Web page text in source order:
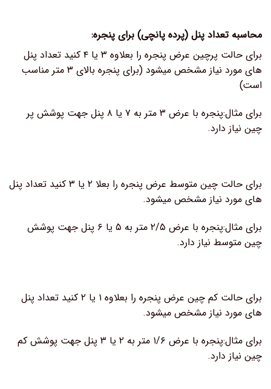
محاسبه تعداد پنل (پرده پانچی) برای پنجره:
برای حالت پرچین عرض پنجره را بعلاوه ۳ یا ۴ کنید تعداد پنل
های مورد نیاز مشخص میشود (برای پنجره بالای ۳ متر مناسب
است)
برای مثال:پنجره با عرض ۳ متر به ۷ یا ۸ پنل جهت پوشش پر
چین نیاز دارد.
برای حالت چین متوسط عرض پنجره را بعلا ۲ یا ۳ کنید تعداد پنل
های مورد نیاز مشخص میشود.
برای مثال:پنجره با عرض ۲/۵ متر به ۵ یا ۶ پنل جهت پوشش
چین متوسط نیاز دارد.
برای حالت کم چین عرض پنجره را بعلاوه ۱ یا ۲ کنید تعداد پنل
های مورد نیاز مشخص میشود.
برای مثال:پنجره با عرض ۱/۶ متر به ۲ یا ۳ پنل جهت پوشش کم
چین نیاز دارد.